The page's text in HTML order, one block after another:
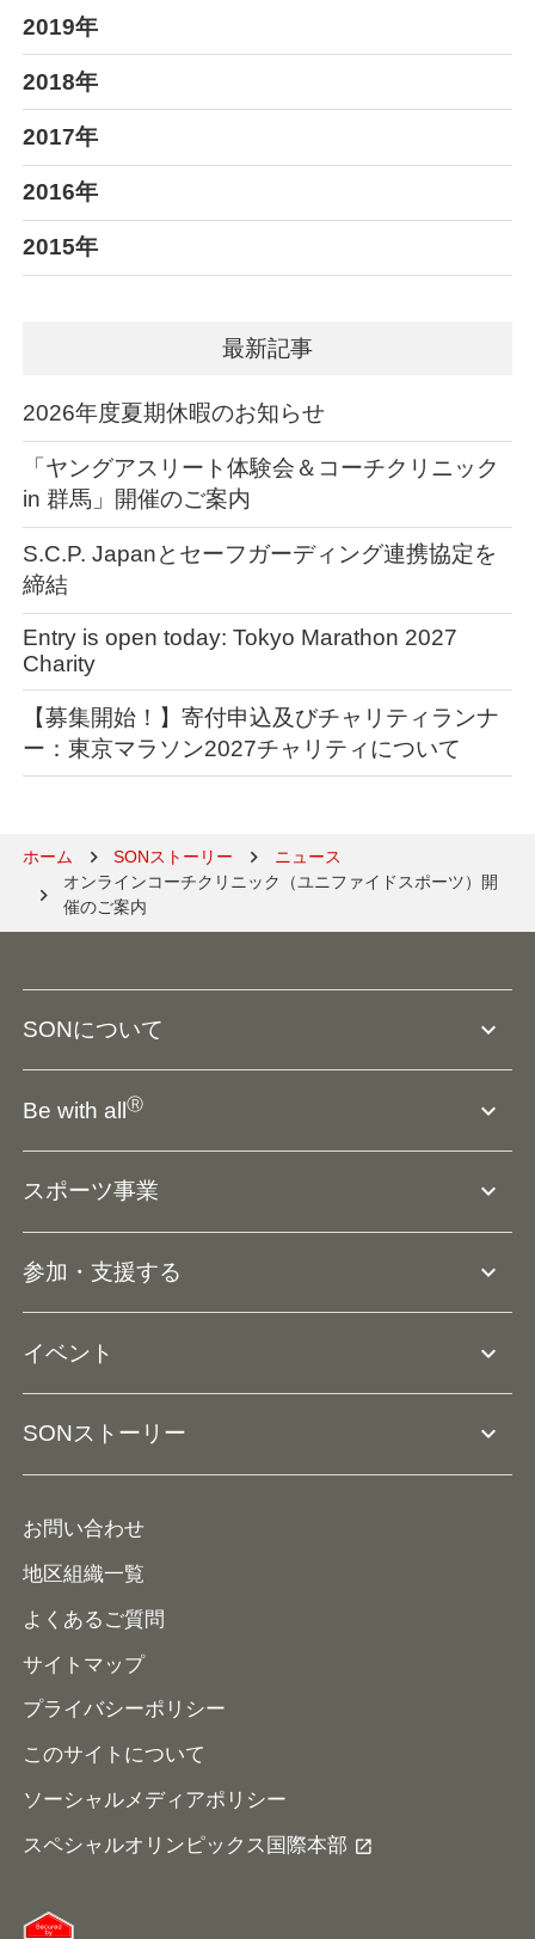
2019年
2018年
2017年
2016年
2015年
最新記事
2026年度夏期休暇のお知らせ
「ヤングアスリート体験会＆コーチクリニック
in 群馬」開催のご案内
S.C.P. Japanとセーフガーディング連携協定を
締結
Entry is open today: Tokyo Marathon 2027
Charity
【募集開始！】寄付申込及びチャリティランナ
ー：東京マラソン2027チャリティについて
ホーム SONストーリー
ニュース
オンラインコーチクリニック（ユニファイドスポーツ）開
催のご案内
SONについて expand_more
SO組織について
役員等一覧
リソースページ
Be with allⓇ expand_more
スポーツ事業 expand_more
ユニファイドスクール
参加・支援する expand_more
コーチとして参加
イベント expand_more
ナショナルゲームについて
SONストーリー expand_more
メディア
お問い合わせ
地区組織一覧
よくあるご質問
サイトマップ
プライバシーポリシー
このサイトについて
ソーシャルメディアポリシー
スペシャルオリンピックス国際本部